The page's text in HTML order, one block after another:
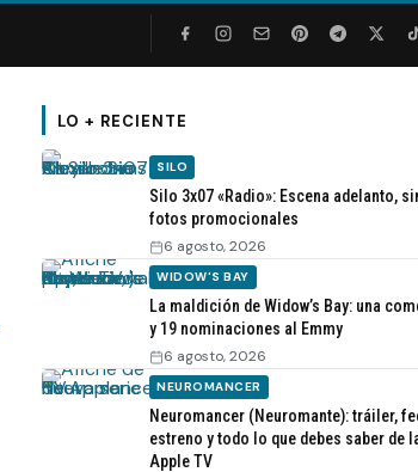
LO + RECIENTE
SILO
Silo 3x07 «Radio»: Escena adelanto,
fotos promocionales
6 agosto, 2026
WIDOW'S BAY
La maldición de Widow’s Bay: una
y 19 nominaciones al Emmy
6 agosto, 2026
NEUROMANCER
Neuromancer (Neuromante): tráiler,
estreno y todo lo que debes saber de
Apple TV